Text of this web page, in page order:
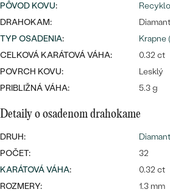
Wave
OBJAVIŤ
PÔVOD KOVU:
DRAHOKAM:
Diamant
TYP OSADENIA:
Krapne
CELKOVÁ KARÁTOVÁ VÁHA:
0.32 ct
POVRCH KOVU:
Lesklý
PRIBLIŽNÁ VÁHA:
5.3 g
Detaily o osadenom drahokame
DRUH:
Diamant
POČET:
32
KARÁTOVÁ VÁHA:
0.32 ct
ROZMERY:
1.3 mm